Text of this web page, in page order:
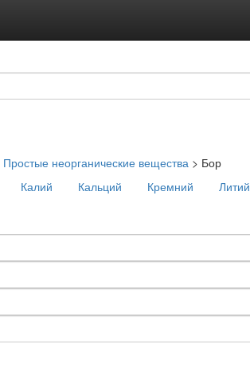
Простые неорганические вещества > Бор
Калий Кальций Кремний Литий